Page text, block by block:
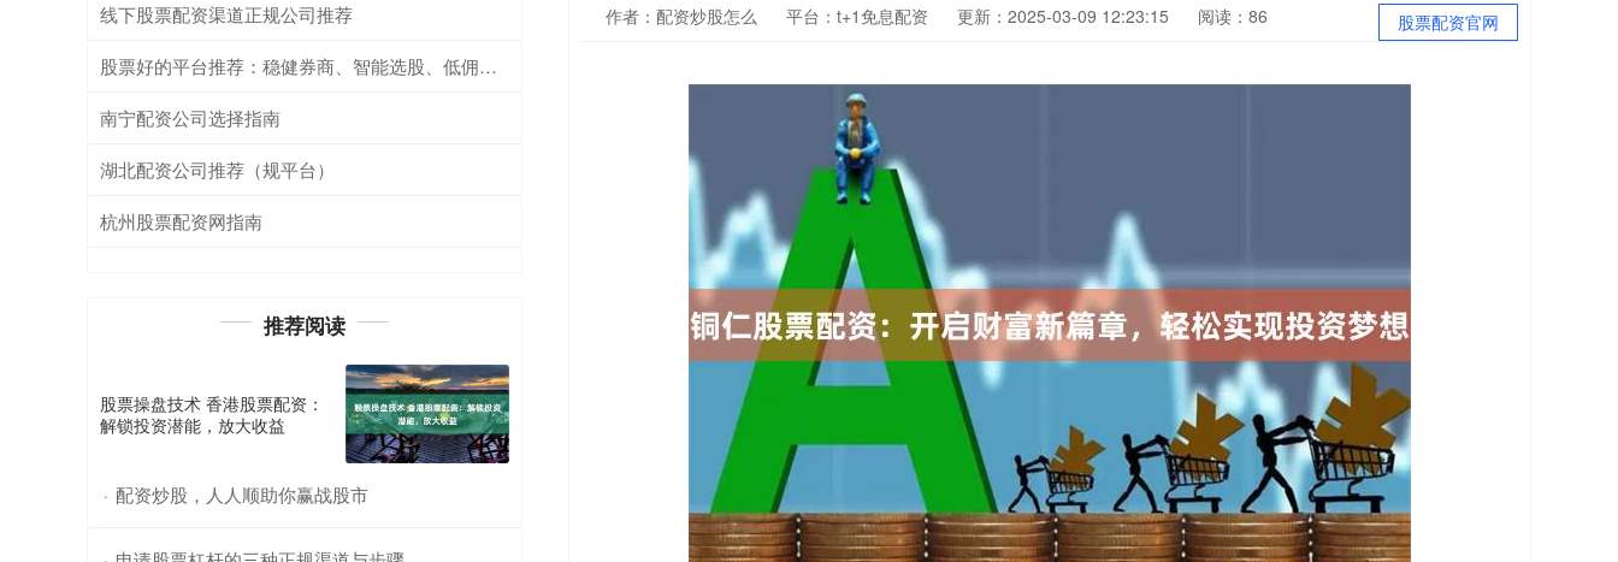
股票配资官网
作者：配资炒股怎么 平台：t+1免息配资 更新：2025-03-09 12:23:15 阅读：86
线下股票配资渠道正规公司推荐
股票好的平台推荐：稳健券商、智能选股、低佣开户
南宁配资公司选择指南
湖北配资公司推荐（规平台）
杭州股票配资网指南
推荐阅读
股票操盘技术 香港股票配资：
解锁投资潜能，放大收益
· 配资炒股，人人顺助你赢战股市